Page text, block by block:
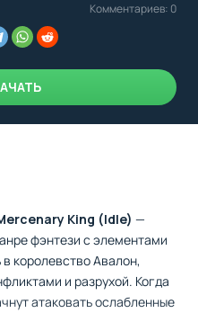
необходимые
Комментариев: 0
King (Idle) —
фэнтези с элементами
королевство Авалон,
и разрухой. Когда
атаковать ослабленные